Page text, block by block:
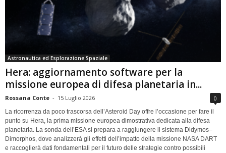
Astronautica ed Esplorazione Spaziale
Hera: aggiornamento software per la
missione europea di difesa planetaria in...
Rossana Conte - 15 Luglio 2026 0
La ricorrenza da poco trascorsa dell’Asteroid Day offre l’occasione per fare il
punto su Hera, la prima missione europea dimostrativa dedicata alla difesa
planetaria. La sonda dell’ESA si prepara a raggiungere il sistema Didymos–
Dimorphos, dove analizzerà gli effetti dell’impatto della missione NASA DART
e raccoglierà dati fondamentali per il futuro delle strategie contro possibili